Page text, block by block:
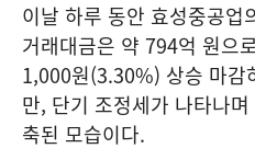
이날 하루 동안 효성중공
거래대금은 약 794억 원으
1,000원(3.30%) 상승 마감
만, 단기 조정세가 나타나
축된 모습이다.